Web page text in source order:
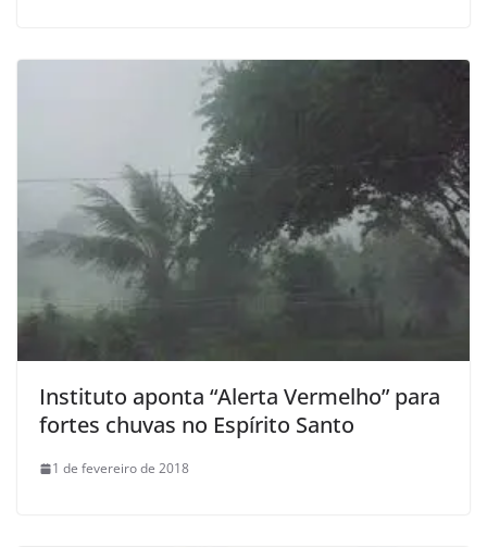
Instituto aponta “Alerta Vermelho” para
fortes chuvas no Espírito Santo
1 de fevereiro de 2018